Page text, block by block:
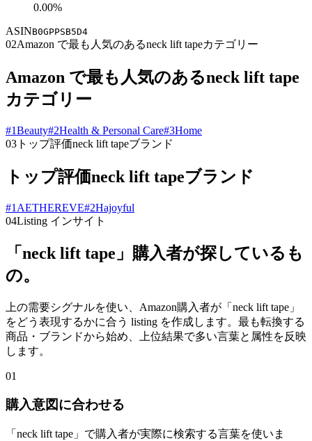
0.00%
ASINB0GPPSB5D4
02Amazon で最も人気のあるneck lift tapeカテゴリー
Amazon で最も人気のあるneck lift tape
カテゴリー
#1Beauty#2Health & Personal Care#3Home
03 トップ評価neck lift tapeブランド
トップ評価neck lift tapeブランド
#1 AETHEREVE#2Hajoyful
04Listing インサイト
「neck lift tape」購入者が探しているも
の。
上の需要シグナルを使い、Amazon購入者が「neck lift tape」
をどう表現するかに合う listing を作成します。最も転換する
商品・ブランドから始め、上位結果で多い言葉と属性を反映
します。
01
購入意図に合わせる
「neck lift tape」で購入者が実際に検索する言葉を使いま